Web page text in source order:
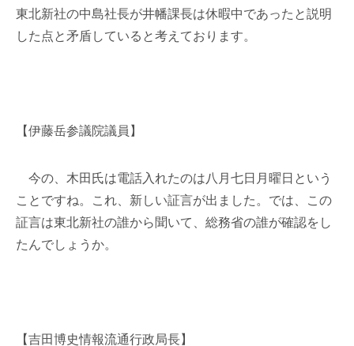
東北新社の中島社長が井幡課長は休暇中であったと説明
した点と矛盾していると考えております。
【伊藤岳参議院議員】
今の、木田氏は電話入れたのは八月七日月曜日という
ことですね。これ、新しい証言が出ました。では、この
証言は東北新社の誰から聞いて、総務省の誰が確認をし
たんでしょうか。
【吉田博史情報流通行政局長】